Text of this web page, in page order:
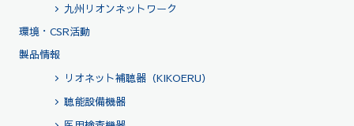
九州リオンネットワーク
環境・CSR活動
製品情報
リオネット補聴器（KIKOERU）
聴能設備機器